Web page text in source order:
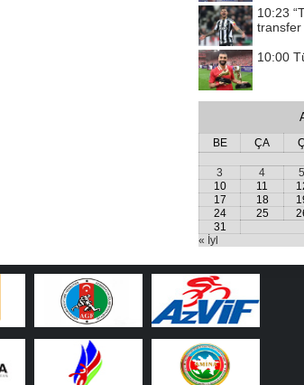
10:23
transfer
10:00
BE ÇA Ç
3
4 5
10
11
17
18
24
25
31
« İyl